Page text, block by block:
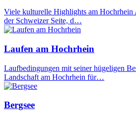
Viele kulturelle Highlights am
der Schweizer Seite, d…
Laufen am Hochrhein
Laufbedingungen mit seiner hügeligen
Landschaft am Hochrhein für…
Bergsee